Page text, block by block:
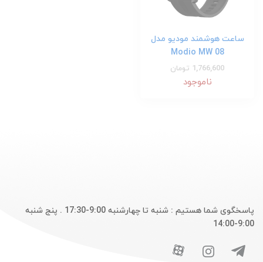
ساعت هوشمند مودیو مدل
Modio MW 08
1,766,600 تومان
ناموجود
پاسخگوی شما هستیم : شنبه تا چهارشنبه 9:00-17:30 . پنج شنبه
9:00-14:00